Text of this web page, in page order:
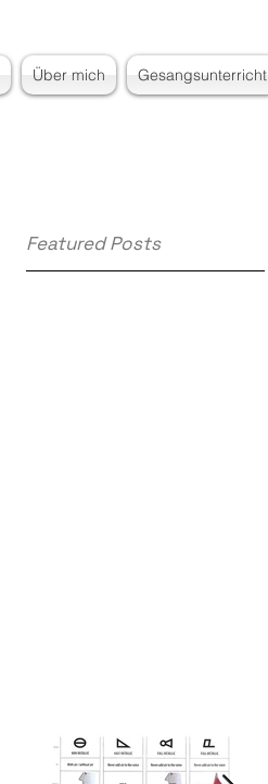
Über mich Gesangsunterricht
Featured Posts